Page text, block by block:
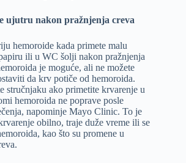
ujutru nakon pražnjenja creva
hemoroide kada primete malu
ili u WC šolji nakon pražnjenja
je moguće, ali ne možete
da krv potiče od hemoroida.
stručnjaku ako primetite krvarenje u
hemoroida ne poprave posle
napominje Mayo Clinic. To je
obilno, traje duže vreme ili se
kao što su promene u